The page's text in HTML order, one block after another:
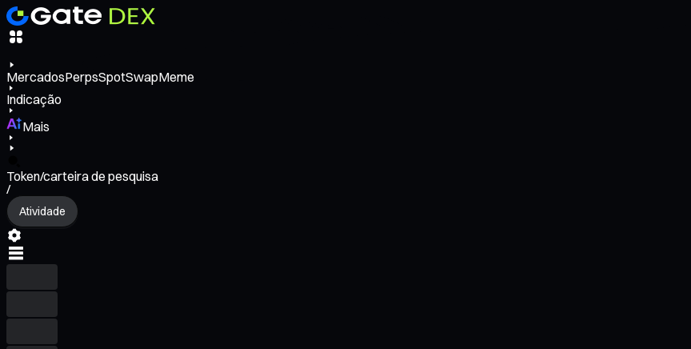
MercadosPerpsSpotSwapMeme
Indicação
Mais
Token/carteira de pesquisa
/
Atividade